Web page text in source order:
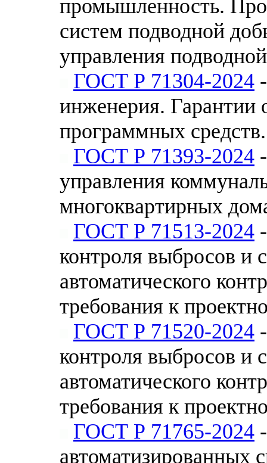
промышленность.
систем подводной
управления
ГОСТ Р 71304-2024
инженерия. Гарантии
программных
ГОСТ Р 71393-2024
управления
многоквартирных
ГОСТ Р 71513-2024
контроля выбросов и
автоматического
требования к
ГОСТ Р 71520-2024
контроля выбросов и
автоматического
требования к
ГОСТ Р 71765-2024
автоматизированных